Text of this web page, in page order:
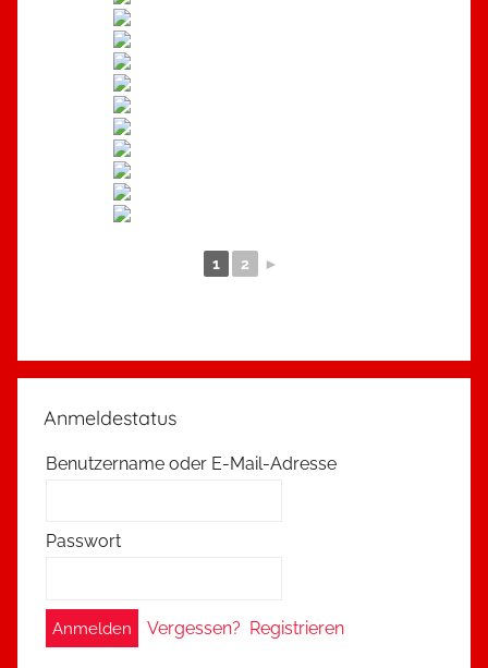
1 2 ►
Anmeldestatus
Benutzername oder E-Mail-Adresse
Passwort
A
l
Vergessen? Registrieren